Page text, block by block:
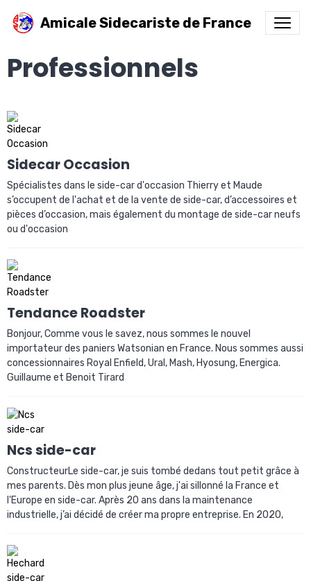
Amicale Sidecariste de France
Professionnels
Sidecar Occasion
Spécialistes dans le side-car d'occasion Thierry et Maude
s’occupent de l'achat et de la vente de side-car, d’accessoires et
pièces d’occasion, mais également du montage de side-car neufs
ou d'occasion
Tendance Roadster
Bonjour, Comme vous le savez, nous sommes le nouvel
importateur des paniers Watsonian en France. Nous sommes aussi
concessionnaires Royal Enfield, Ural, Mash, Hyosung, Energica.
Guillaume et Benoit Tirard
Ncs side-car
ConstructeurLe side-car, je suis tombé dedans tout petit grâce à
mes parents. Dès mon plus jeune âge, j'ai sillonné la France et
l'Europe en side-car. Après 20 ans dans la maintenance
industrielle, j’ai décidé de créer ma propre entreprise. En 2020,